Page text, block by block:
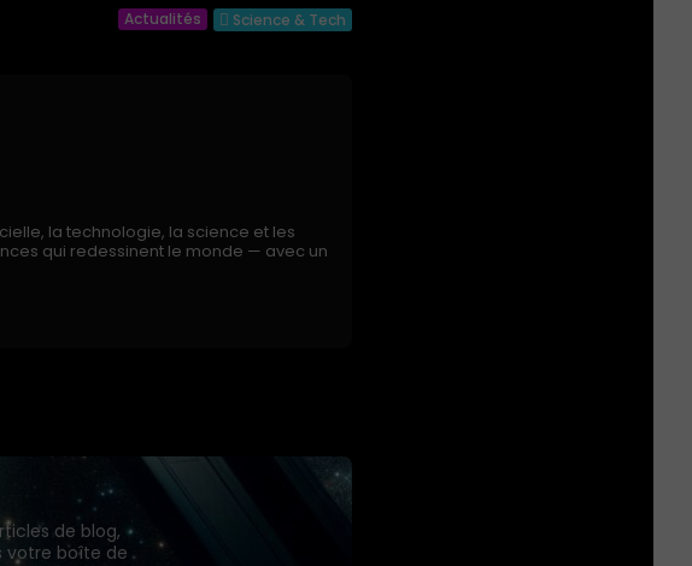
Actualités
Science & Tech
la technologie, la science et les
qui redessinent le monde — avec un
de blog,
votre boîte de